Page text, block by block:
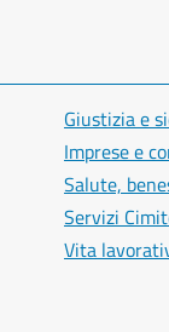
Giustizia e
Imprese e
Salute,
Servizi
Vita